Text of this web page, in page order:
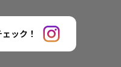
ック！